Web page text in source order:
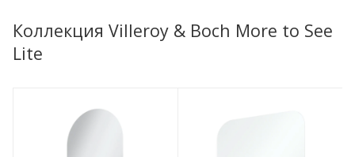
Коллекция Villeroy & Boch More to See
Lite